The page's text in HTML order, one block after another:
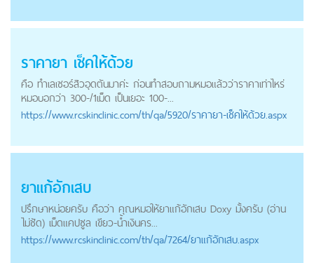
ราคายา เช็คให้ด้วย
คือ ทำเลเซอร์สิวอุดตันมาค่ะ ก่อนทำสอบถามหมอแล้วว่าราคาเท่าไหร่
หมอบอกว่า 300-/1เม็ด เป็นเยอะ 100-...
https://www.rcskinclinic.com/th/qa/5920/ราคายา-เช็คให้ด้วย.aspx
ยาแก้อักเสบ
ปรึกษาหน่อยครับ คือว่า คุณหมอให้ยาแก้อักเสบ Doxy มั้งครับ (อ่าน
ไม่ชัด) เม็ดแคปซูล เขียว-น้ำเงินคร...
https://www.rcskinclinic.com/th/qa/7264/ยาแก้อักเสบ.aspx